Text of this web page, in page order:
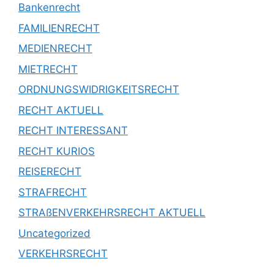
Bankenrecht
FAMILIENRECHT
MEDIENRECHT
MIETRECHT
ORDNUNGSWIDRIGKEITSRECHT
RECHT AKTUELL
RECHT INTERESSANT
RECHT KURIOS
REISERECHT
STRAFRECHT
STRAßENVERKEHRSRECHT AKTUELL
Uncategorized
VERKEHRSRECHT